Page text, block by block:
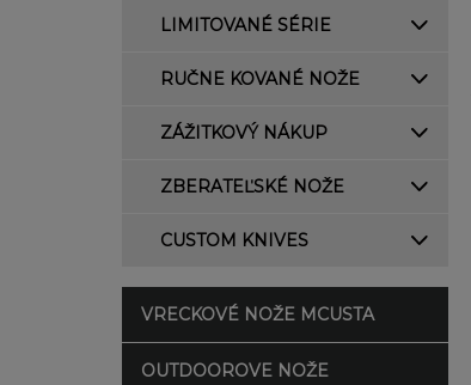
LIMITOVANÉ SÉRIE
RUČNE KOVANÉ NOŽE
ZÁŽITKOVÝ NÁKUP
ZBERATEĽSKÉ NOŽE
CUSTOM KNIVES
VRECKOVÉ NOŽE MCUSTA
OUTDOOROVE NOŽE